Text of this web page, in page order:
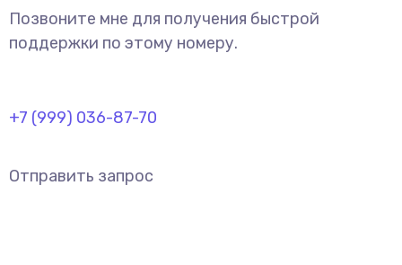
Позвоните мне для получения быстрой
поддержки по этому номеру.
+7 (999) 036-87-70
Отправить запрос